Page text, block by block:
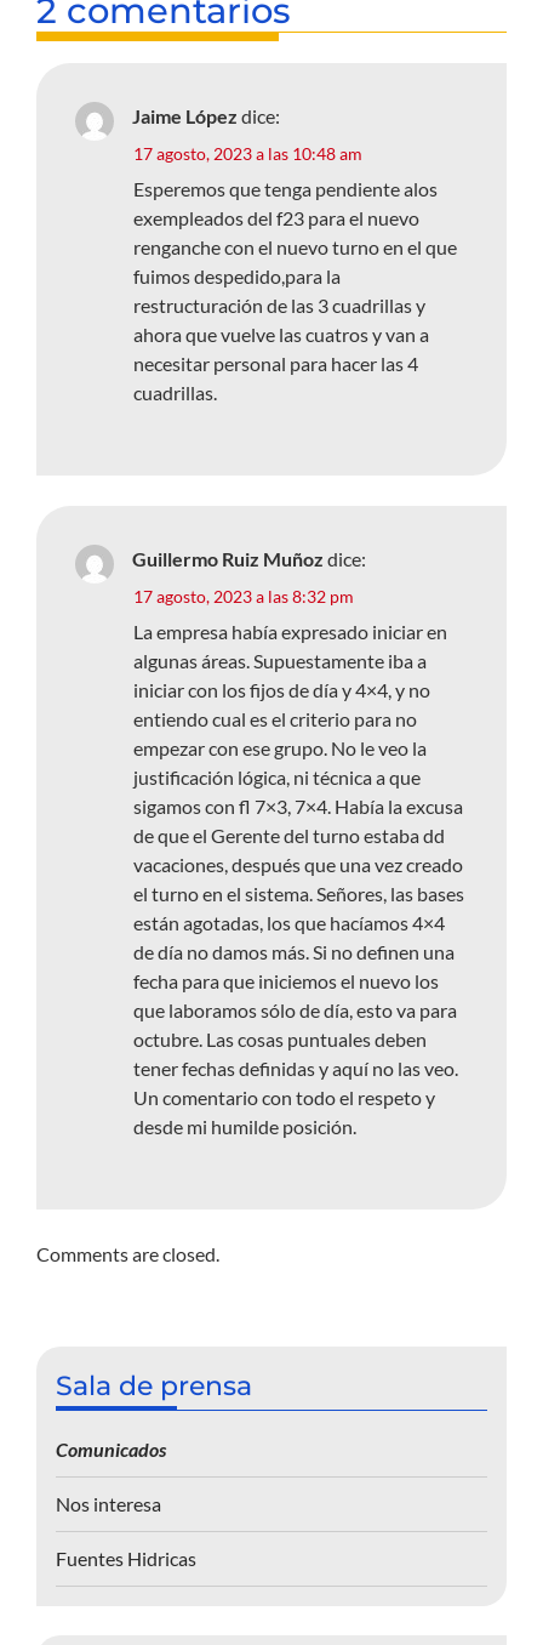
2 comentarios
Jaime López dice:
17 agosto, 2023 a las 10:48 am
Esperemos que tenga pendiente alos
exempleados del f23 para el nuevo
renganche con el nuevo turno en el que
fuimos despedido,para la
restructuración de las 3 cuadrillas y
ahora que vuelve las cuatros y van a
necesitar personal para hacer las 4
cuadrillas.
Guillermo Ruiz Muñoz dice:
17 agosto, 2023 a las 8:32 pm
La empresa había expresado iniciar en
algunas áreas. Supuestamente iba a
iniciar con los fijos de día y 4×4, y no
entiendo cual es el criterio para no
empezar con ese grupo. No le veo la
justificación lógica, ni técnica a que
sigamos con fl 7×3, 7×4. Había la excusa
de que el Gerente del turno estaba dd
vacaciones, después que una vez creado
el turno en el sistema. Señores, las bases
están agotadas, los que hacíamos 4×4
de día no damos más. Si no definen una
fecha para que iniciemos el nuevo los
que laboramos sólo de día, esto va para
octubre. Las cosas puntuales deben
tener fechas definidas y aquí no las veo.
Un comentario con todo el respeto y
desde mi humilde posición.
Comments are closed.
Sala de prensa
Comunicados
Nos interesa
Fuentes Hidricas